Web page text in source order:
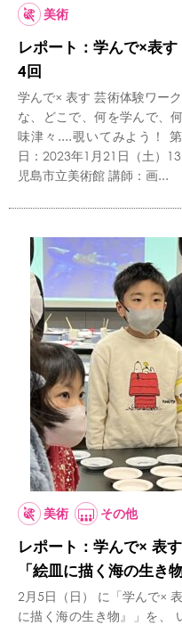
美術
レポート：学んで×表
4回
学んで× 表す 芸術体験ワー
な、どこで、何を学んで、
味津々....覗いてみよう！
日：2023年1月21日（土）
児島市立美術館 講師：画...
美術 その他
レポート：学んで× 表
「絵皿に描く海の生き物
2月5日（日） に「学んで×
に描く海の生き物』」を、